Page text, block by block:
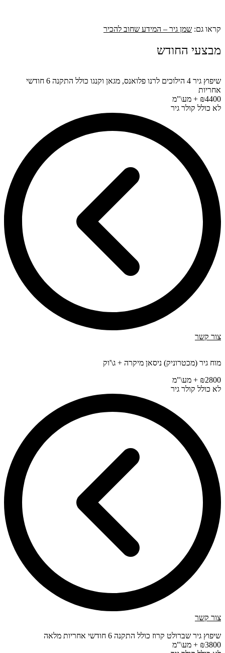
קראו גם: שמן גיר – המידע שחוב להכיר
מבצעי החודש
שיפוץ גיר 4 הילוכים לרנו פלואנס, מגאן וקנגו כולל התקנה 6 חודשי
אחריות
₪4400 + מע\"מ
לא כולל קולר גיר
צור קשר
מוח גיר (מכטרוניק) ניסאן מיקרה + ג\'וק
₪2800 + מע\"מ
לא כולל קולר גיר
צור קשר
שיפוץ גיר שברולט קרוז כולל התקנה 6 חודשי אחריות מלאה
₪3800 + מע\"מ